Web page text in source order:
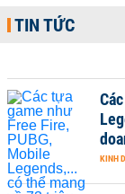
TIN TỨC
KINH